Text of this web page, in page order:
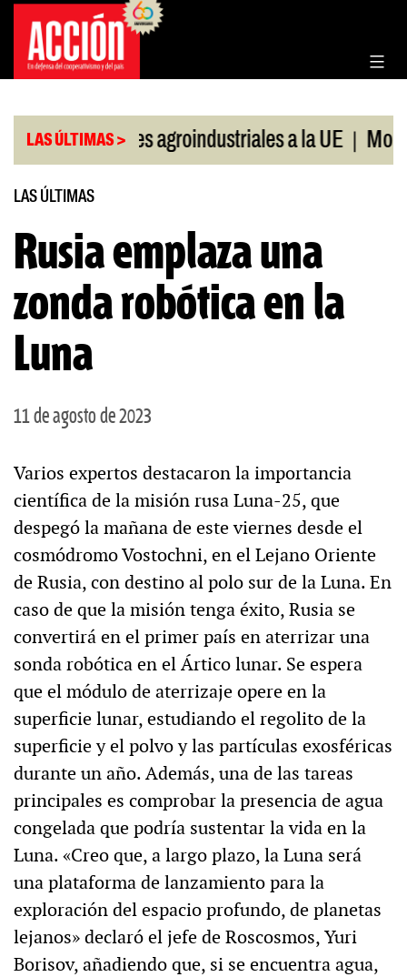
Saltar
contenido
LAS ÚLTIMAS >
Exportaciones agroindustriales a la UE |
LAS ÚLTIMAS
Rusia emplaza una
zonda robótica en la
Luna
11 de agosto de 2023
Varios expertos destacaron la importancia
científica de la misión rusa Luna-25, que
despegó la mañana de este viernes desde el
cosmódromo Vostochni, en el Lejano Oriente
de Rusia, con destino al polo sur de la Luna. En
caso de que la misión tenga éxito, Rusia se
convertirá en el primer país en aterrizar una
sonda robótica en el Ártico lunar. Se espera
que el módulo de aterrizaje opere en la
superficie lunar, estudiando el regolito de la
superficie y el polvo y las partículas exosféricas
durante un año. Además, una de las tareas
principales es comprobar la presencia de agua
congelada que podría sustentar la vida en la
Luna. «Creo que, a largo plazo, la Luna será
una plataforma de lanzamiento para la
exploración del espacio profundo, de planetas
lejanos» declaró el jefe de Roscosmos, Yuri
Borisov, añadiendo que, si se encuentra agua,